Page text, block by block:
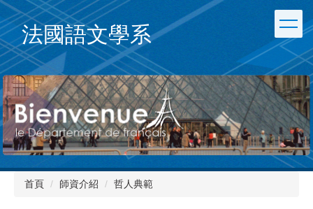
跳
到
主
要
內
容
區
法國語文學系
首頁 師資介紹 哲人典範